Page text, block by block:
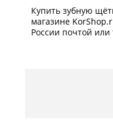
Купить зубную
магазине
России почтой